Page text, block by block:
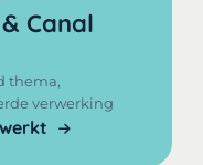
Canal
thema,
verwerking